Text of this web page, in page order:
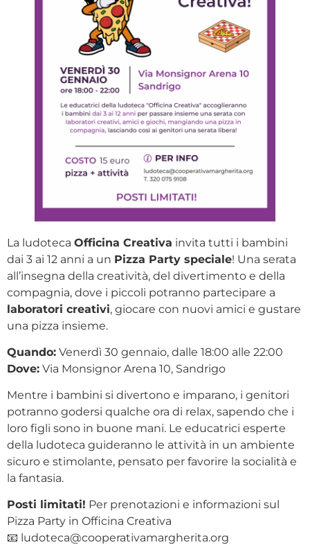
La ludoteca Officina Creativa invita tutti i bambini
dai 3 ai 12 anni a un Pizza Party speciale! Una serata
all’insegna della creatività, del divertimento e della
compagnia, dove i piccoli potranno partecipare a
laboratori creativi, giocare con nuovi amici e gustare
una pizza insieme.
Quando: Venerdì 30 gennaio, dalle 18:00 alle 22:00
Dove: Via Monsignor Arena 10, Sandrigo
Mentre i bambini si divertono e imparano, i genitori
potranno godersi qualche ora di relax, sapendo che i
loro figli sono in buone mani. Le educatrici esperte
della ludoteca guideranno le attività in un ambiente
sicuro e stimolante, pensato per favorire la socialità e
la fantasia.
Posti limitati! Per prenotazioni e informazioni sul
Pizza Party in Officina Creativa
📧 ludoteca@cooperativamargherita.org